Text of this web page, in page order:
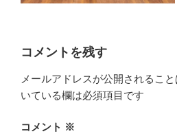
コメントを残す
メールアドレスが公開されること
いている欄は必須項目です
コメント ※